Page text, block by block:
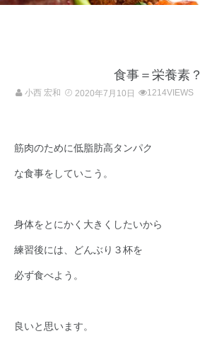
食事＝栄養素？
小西 宏和 2020年7月10日 1214VIEWS
筋肉のために低脂肪高タンパク
な食事をしていこう。
身体をとにかく大きくしたいから
練習後には、どんぶり３杯を
必ず食べよう。
良いと思います。